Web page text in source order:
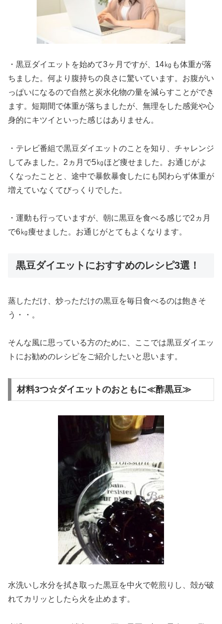
・黒豆ダイエットを始めて3ヶ月ですが、14㎏も体重が落
ちました。何より腹持ちの良さに驚いています。お腹がい
っぱいになるので自然と炭水化物の量を減らすことができ
ます。短期間で体重が落ちましたが、無理をした感覚や心
身的にキツイといった感じはありません。
・テレビ番組で黒豆ダイエットのことを知り、チャレンジ
してみました。2ヵ月で5㎏ほど痩せました。お通じがよ
くなったことと、途中で暴飲暴食したにも関わらず体重が
増えていなくてびっくりでした。
・運動も行っていますが、朝に黒豆を食べる感じで2ヵ月
で6㎏痩せました。お通じがとてもよくなります。
黒豆ダイエットにおすすめのレシピ3選！
蒸しただけ、炒っただけの黒豆を毎日食べるのは飽きそ
う・・。
そんな風に思っている方のために、ここでは黒豆ダイエッ
トにお勧めのレシピをご紹介したいと思います。
材料3つ☆ダイエットのおともに≪酢黒豆≫
水洗いし水分を拭き取った黒豆を中火で乾煎りし、殻が破
れてカリッとしたら火を止めます。